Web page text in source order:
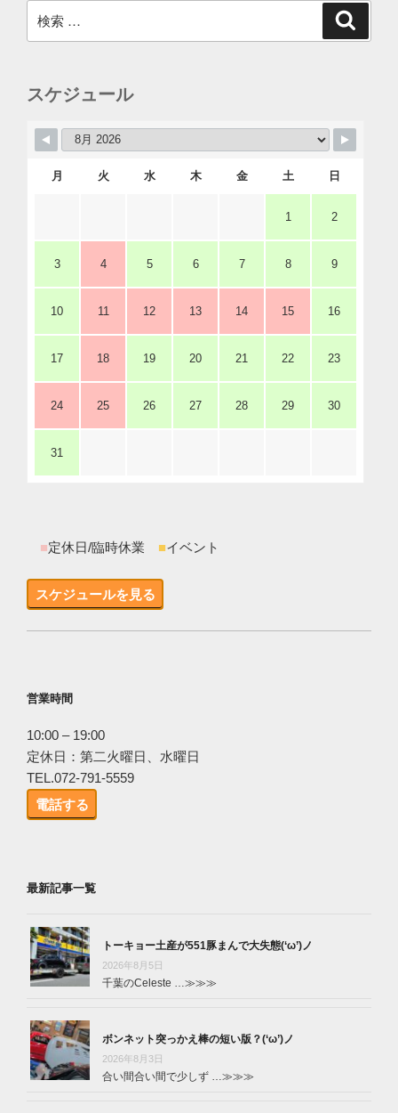
索:
スケジュール
月 火 水 木 金 土 日
1 2
3 4 5 6 7 8 9
10 11 12 13 14 15 16
17 18 19 20 21 22 23
24 25 26 27 28 29 30
31
■定休日/臨時休業 ■イベント
スケジュールを見る
営業時間
10:00 – 19:00
定休日：第二火曜日、水曜日
TEL.072-791-5559
電話する
最新記事一覧
トーキョー土産が551豚まんで大失態(‘ω’)ノ
2026年8月5日
千葉のCeleste …≫≫≫
ボンネット突っかえ棒の短い版？(‘ω’)ノ
2026年8月3日
合い間合い間で少しず …≫≫≫